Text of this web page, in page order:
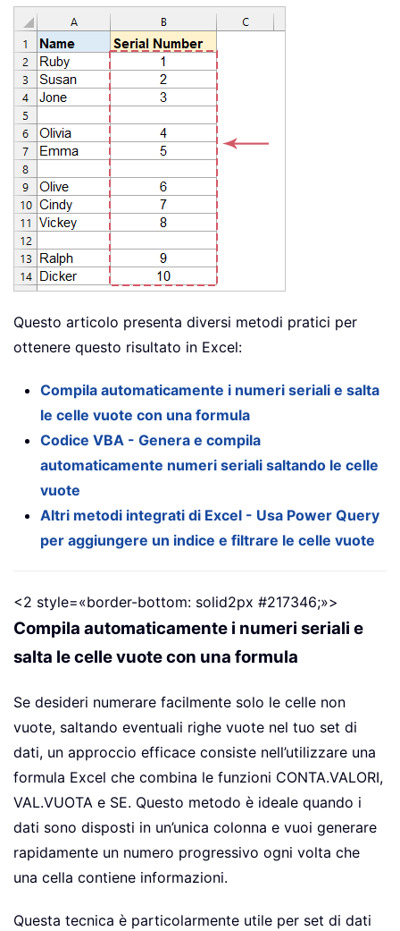
Questo articolo presenta diversi metodi pratici per
ottenere questo risultato in Excel:
Compila automaticamente i numeri seriali e salta
le celle vuote con una formula
Codice VBA - Genera e compila
automaticamente numeri seriali saltando le celle
vuote
Altri metodi integrati di Excel - Usa Power Query
per aggiungere un indice e filtrare le celle vuote
<2 style=«border-bottom: solid2px #217346;»>
Compila automaticamente i numeri seriali e
salta le celle vuote con una formula
Se desideri numerare facilmente solo le celle non
vuote, saltando eventuali righe vuote nel tuo set di
dati, un approccio efficace consiste nell’utilizzare una
formula Excel che combina le funzioni CONTA.VALORI,
VAL.VUOTA e SE. Questo metodo è ideale quando i
dati sono disposti in un’unica colonna e vuoi generare
rapidamente un numero progressivo ogni volta che
una cella contiene informazioni.
Questa tecnica è particolarmente utile per set di dati